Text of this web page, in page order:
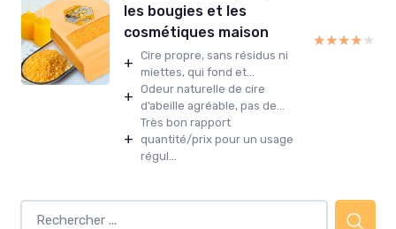
les bougies et les
cosmétiques maison
+ Cire propre, sans résidus ni
miettes, qui fond et...
+ Odeur naturelle de cire
d’abeille agréable, pas de...
+
Très bon rapport
quantité/prix pour un usage
régul...
★★★★★
★★★★★